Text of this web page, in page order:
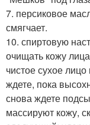
7. персиковое
смягчает.
10. спиртовую
очищать кожу
чистое сухое
ждете, пока
снова ждете
массируют кожу,